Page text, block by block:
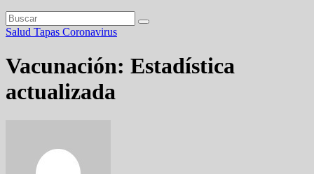
Salud Tapas Coronavirus
Vacunación: Estadística
actualizada